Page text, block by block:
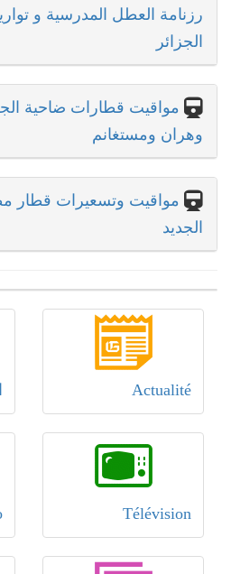
رزنامة العطل المدرسية و
الجزائر
مواقيت قطارات ضاحية
وهران ومستغانم
مواقيت وتسعيرات قطار
الجديد
Actualité
Télévision